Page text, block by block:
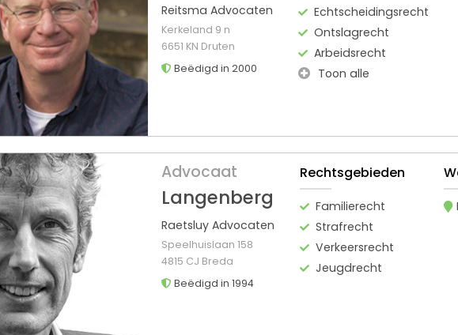
Reitsma Advocaten
Kerkeland 9 n
6651 KN Druten
Beëdigd in 2000
Echtscheidingsrecht
Ontslagrecht
Arbeidsrecht
Toon alle
Advocaat
Langenberg
Raetsluy Advocaten
Speelhuislaan 158
4815 CJ Breda
Beëdigd in 1994
Rechtsgebieden
Familierecht
Strafrecht
Verkeersrecht
Jeugdrecht